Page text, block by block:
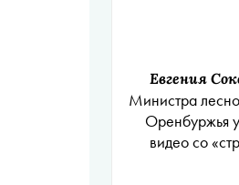
Евгения
Министра
Оренбуржья
видео со